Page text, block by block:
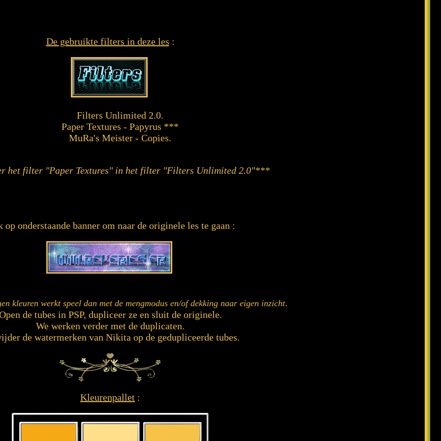
De gebruikte filters in deze les :
Filters Unlimited 2.0.
Paper Textures - Papyrus ***
MuRa's Meister - Copies.
het filter "Paper Textures" in het filter "Filters Unlimited 2.0"***
onderstaande banner om naar de originele les te gaan :
kleuren werkt speel dan met de mengmodus en/of dekking naar eigen inzicht.
de tubes in PSP, dupliceer ze en sluit de originele.
We werken verder met de duplicaten.
de watermerken van Nikita op de gedupliceerde tubes.
Kleurenpallet :